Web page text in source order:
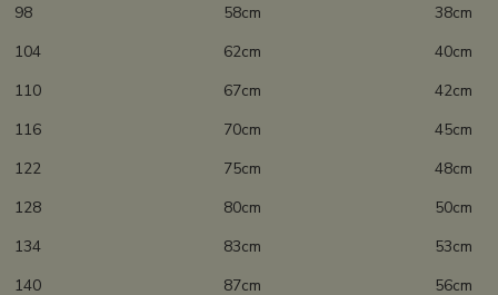
98 58cm 38cm
104 62cm 40cm
110 67cm 42cm
116 70cm 45cm
122 75cm 48cm
128 80cm 50cm
134 83cm 53cm
140 87cm 56cm